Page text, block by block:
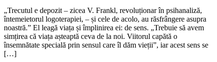
„Trecutul e depozit – zicea V. Frankl, revoluționar în psihanaliză,
întemeietorul logoterapiei, – și cele de acolo, au răsfrângere asupra
noastră.” El leagă viața și împlinirea ei: de sens. „Trebuie să avem
simțirea că viața așteaptă ceva de la noi. Viitorul capătă o
însemnătate specială prin sensul care îl dăm vieții”, iar acest sens se
[…]